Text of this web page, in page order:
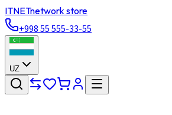
ITNETnetwork store
+998 55 555-33-55
UZ